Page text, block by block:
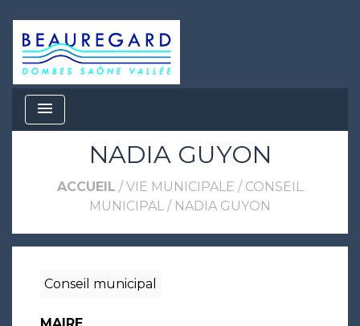
menu
NADIA GUYON
ACCUEIL /VIE MUNICIPALE / CONSEIL
MUNICIPAL / NADIA GUYON
Conseil municipal